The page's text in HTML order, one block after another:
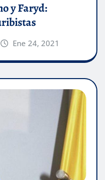
y Faryd:
Ene 24, 2021